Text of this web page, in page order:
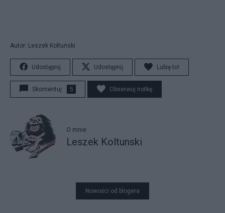
Autor: Leszek Koltunski
Udostępnij Udostępnij Lubię to!
Skomentuj 5 Obserwuj notkę
O mnie
Leszek Koltunski
Nowości od blogera